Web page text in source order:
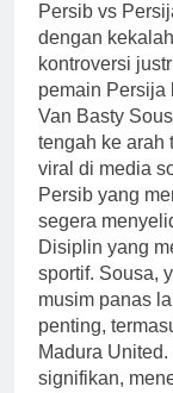
Persib vs
dengan
kontroversi
pemain Persija
Van Basty
tengah ke arah
viral di media
Persib yang
segera
Disiplin yang
sportif. Sousa,
musim panas
penting,
Madura
signifikan,